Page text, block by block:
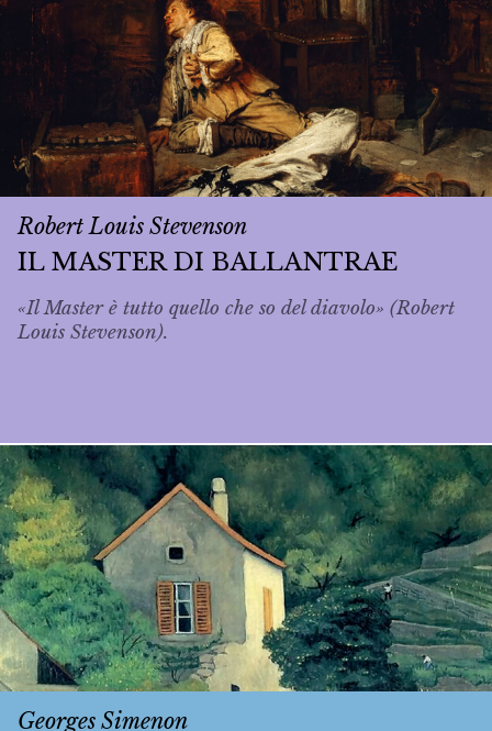
Robert Louis Stevenson
IL MASTER DI BALLANTRAE
«Il Master è tutto quello che so del diavolo» (Robert
Louis Stevenson).
Georges Simenon